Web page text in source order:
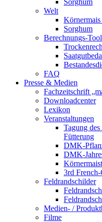
Welt
Sorghum
Berechnungs-
FAQ
Presse & Medien
Fachzeitschrift
Downloadcenter
Lexikon
Veranstaltungen
Tagung
Fütterung
DMK-
DMK-
3rd
Feldrandschilder
Medien- /
Filme